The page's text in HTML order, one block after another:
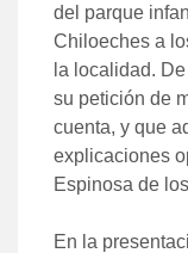
del parque
Chiloeches a
la localidad.
su petición de
cuenta, y que
explicaciones
Espinosa de
En la